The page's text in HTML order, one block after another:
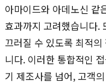
아마이드와 아데노신 같
효과까지 고려했습니다.
끄러질 수 있도록 최적
니다. 이러한 통합적인
기 제조사를 넘어, 고객